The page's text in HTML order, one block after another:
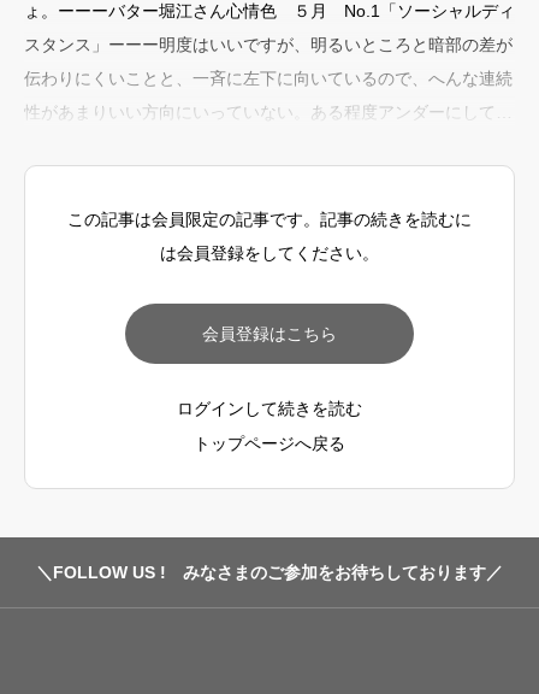
ょ。ーーーバター堀江さん心情色 ５月 No.1「ソーシャルディ
スタンス」ーーー明度はいいですが、明るいところと暗部の差が
伝わりにくいことと、一斉に左下に向いているので、へんな連続
性があまりいい方向にいっていない。ある程度アンダーにしてあ
着かせると一体感の中に立体感や宇宙感がだせるのかなあ。白か
ら青みを（-Cと-B）、黄色（この場
この記事は会員限定の記事です。記事の続きを読むに
は会員登録をしてください。
会員登録はこちら
ログインして続きを読む
トップページへ戻る
＼FOLLOW US ! みなさまのご参加をお待ちしております／